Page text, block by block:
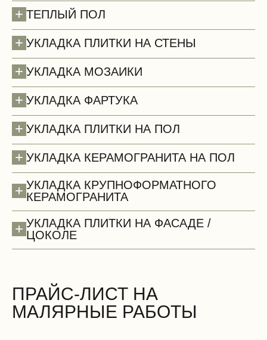
+ ТЕПЛЫЙ ПОЛ
+ УКЛАДКА ПЛИТКИ НА СТЕНЫ
+ УКЛАДКА МОЗАИКИ
+ УКЛАДКА ФАРТУКА
+ УКЛАДКА ПЛИТКИ НА ПОЛ
+ УКЛАДКА КЕРАМОГРАНИТА НА ПОЛ
+ УКЛАДКА КРУПНОФОРМАТНОГО
КЕРАМОГРАНИТА
+ УКЛАДКА ПЛИТКИ НА ФАСАДЕ /
ЦОКОЛЕ
ПРАЙС-ЛИСТ НА
МАЛЯРНЫЕ РАБОТЫ